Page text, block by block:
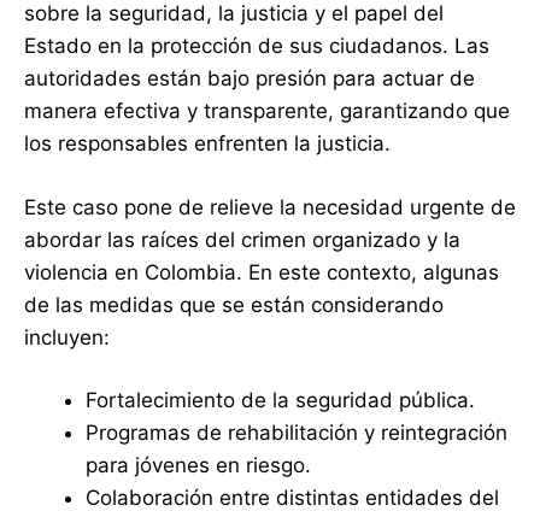
sobre la seguridad, la justicia y el papel del
Estado en la protección de sus ciudadanos. Las
autoridades están bajo presión para actuar de
manera efectiva y transparente, garantizando que
los responsables enfrenten la justicia.
Este caso pone de relieve la necesidad urgente de
abordar las raíces del crimen organizado y la
violencia en Colombia. En este contexto, algunas
de las medidas que se están considerando
incluyen:
Fortalecimiento de la seguridad pública.
Programas de rehabilitación y reintegración
para jóvenes en riesgo.
Colaboración entre distintas entidades del